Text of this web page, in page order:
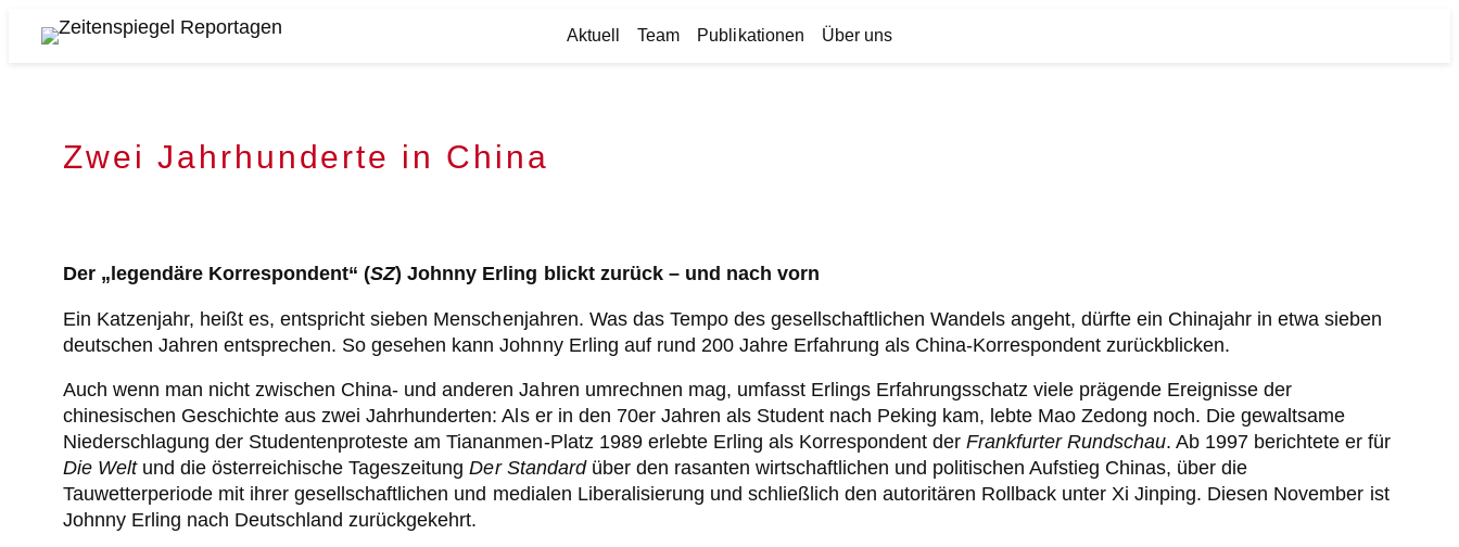
InhaltZeitenspiegel
Aktuell Team Publikationen Über uns
Zwei Jahrhunderte in China
Der „legendäre Korrespondent“ (SZ) Johnny Erling blickt zurück – und nach vorn
Ein Katzenjahr, heißt es, entspricht sieben Menschenjahren. Was das Tempo des gesellschaftlichen Wandels angeht, dürfte ein Chinajahr in etwa sieben
deutschen Jahren entsprechen. So gesehen kann Johnny Erling auf rund 200 Jahre Erfahrung als China-Korrespondent zurückblicken.
Auch wenn man nicht zwischen China- und anderen Jahren umrechnen mag, umfasst Erlings Erfahrungsschatz viele prägende Ereignisse der
chinesischen Geschichte aus zwei Jahrhunderten: Als er in den 70er Jahren als Student nach Peking kam, lebte Mao Zedong noch. Die gewaltsame
Niederschlagung der Studentenproteste am Tiananmen-Platz 1989 erlebte Erling als Korrespondent der Frankfurter Rundschau. Ab 1997 berichtete er für
Die Weltund die österreichische TageszeitungDer Standardüber den rasanten wirtschaftlichen und politischen Aufstieg Chinas, über die
Tauwetterperiode mit ihrer gesellschaftlichen und medialen Liberalisierung und schließlich den autoritären Rollback unter Xi Jinping. Diesen November ist
Johnny Erling nach Deutschland zurückgekehrt.